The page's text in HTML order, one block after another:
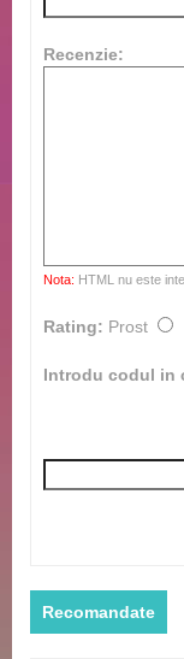
Recenzie:
Nota: HTML nu este
Rating: Prost
Introdu codul in
Recomandate